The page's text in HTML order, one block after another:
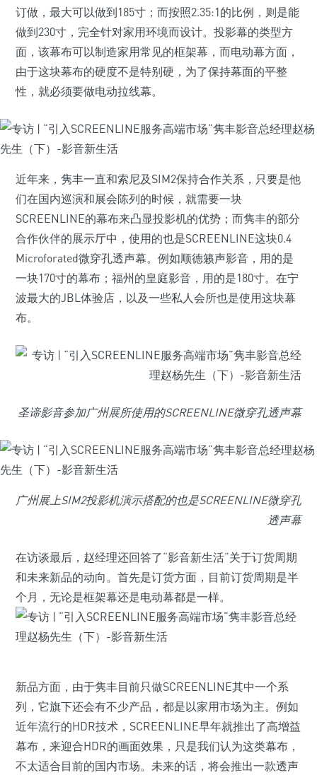
订做，最大可以做到185寸；而按照2.35:1的比例，则是能
做到230寸，完全针对家用环境而设计。投影幕的类型方
面，该幕布可以制造家用常见的框架幕，而电动幕方面，
由于这块幕布的硬度不是特别硬，为了保持幕面的平整
性，就必须要做电动拉线幕。
近年来，隽丰一直和索尼及SIM2保持合作关系，只要是他
们在国内巡演和展会陈列的时候，就需要一块
SCREENLINE的幕布来凸显投影机的优势；而隽丰的部分
合作伙伴的展示厅中，使用的也是SCREENLINE这块0.4
Microforated微穿孔透声幕。例如顺德籁声影音，用的是
一块170寸的幕布；福州的皇庭影音，用的是180寸。在宁
波最大的JBL体验店，以及一些私人会所也是使用这块幕
布。
圣谛影音参加广州展所使用的SCREENLINE微穿孔透声幕
广州展上SIM2投影机演示搭配的也是SCREENLINE微穿孔
透声幕
在访谈最后，赵经理还回答了“影音新生活”关于订货周期
和未来新品的动向。首先是订货方面，目前订货周期是半
个月，无论是框架幕还是电动幕都是一样。
新品方面，由于隽丰目前只做SCREENLINE其中一个系
列，它旗下还会有不少产品，都是以家用市场为主。例如
近年流行的HDR技术，SCREENLINE早年就推出了高增益
幕布，来迎合HDR的画面效果，只是我们认为这类幕布，
不太适合目前的国内市场。未来的话，将会推出一款透声